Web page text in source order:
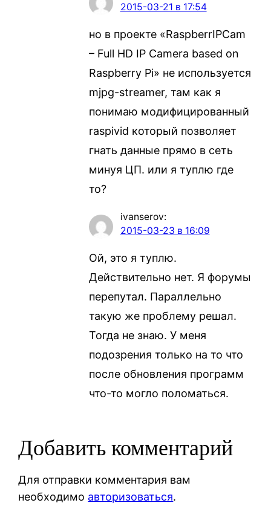
2015-03-21 в 17:54
но в проекте «RaspberrIPCam
– Full HD IP Camera based on
Raspberry Pi» не используется
mjpg-streamer, там как я
понимаю модифицированный
raspivid который позволяет
гнать данные прямо в сеть
минуя ЦП. или я туплю где
то?
ivanserov:
2015-03-23 в 16:09
Ой, это я туплю.
Действительно нет. Я форумы
перепутал. Параллельно
такую же проблему решал.
Тогда не знаю. У меня
подозрения только на то что
после обновления программ
что-то могло поломаться.
Добавить комментарий
Для отправки комментария вам
необходимо авторизоваться.